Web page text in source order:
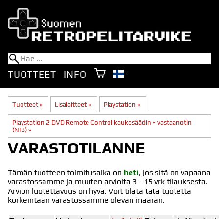
TUOTTEET INFO
Tuotteet ‪» Lisälaitteet ‪» Playstation ‪»
Playstation 2 DVD Remote Control kaukosäädin + vastaanotin
(NIB) ‪»
VARASTOTILANNE
Tämän tuotteen toimitusaika on heti, jos sitä on vapaana
varastossamme ja muuten arviolta 3 - 15 vrk tilauksesta.
Arvion luotettavuus on hyvä. Voit tilata tätä tuotetta
korkeintaan varastossamme olevan määrän.